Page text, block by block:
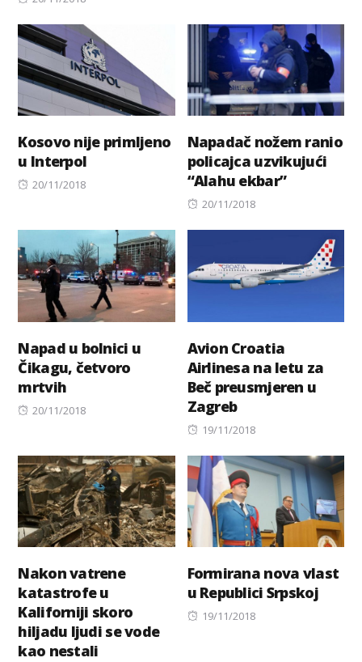
Kosovo nije primljeno
u Interpol
Posted
20/11/2018
Napadač nožem ranio
policajca uzvikujući
“Alahu ekbar”
Posted
20/11/2018
Napad u bolnici u
Čikagu, četvoro
mrtvih
Posted
20/11/2018
Avion Croatia
Airlinesa na letu za
Beč preusmjeren u
Zagreb
Posted
19/11/2018
Nakon vatrene
katastrofe u
Kaliforniji skoro
hiljadu ljudi se vode
kao nestali
Formirana nova vlast
u Republici Srpskoj
Posted
19/11/2018